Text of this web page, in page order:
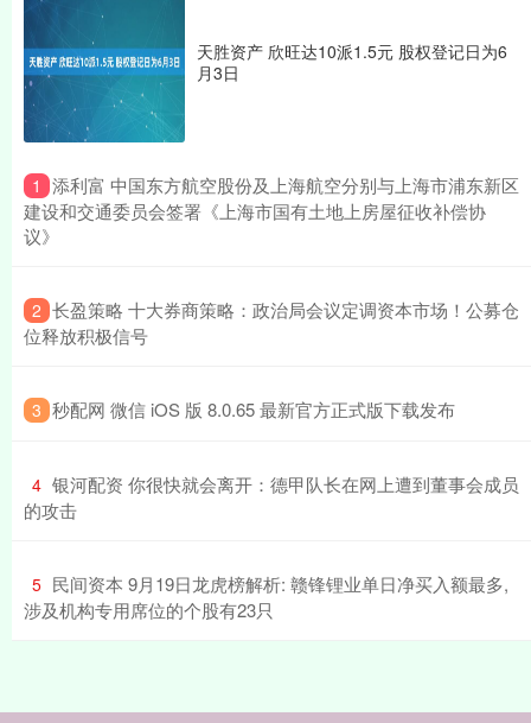
天胜资产 欣旺达10派1.5元 股权登记日为6
月3日
1 ​添利富 中国东方航空股份及上海航空分别与上海市浦东新区
建设和交通委员会签署《上海市国有土地上房屋征收补偿协
议》
2 ​长盈策略 十大券商策略：政治局会议定调资本市场！公募仓
位释放积极信号
3 ​秒配网 微信 iOS 版 8.0.65 最新官方正式版下载发布
4 ​银河配资 你很快就会离开：德甲队长在网上遭到董事会成员
的攻击
5 ​民间资本 9月19日龙虎榜解析: 赣锋锂业单日净买入额最多,
涉及机构专用席位的个股有23只